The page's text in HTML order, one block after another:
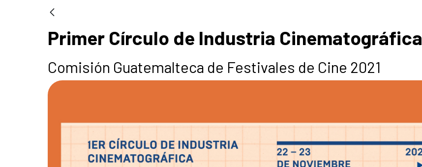
Primer Círculo de Industria Cinematográfica
Comisión Guatemalteca de Festivales de Cine 2021